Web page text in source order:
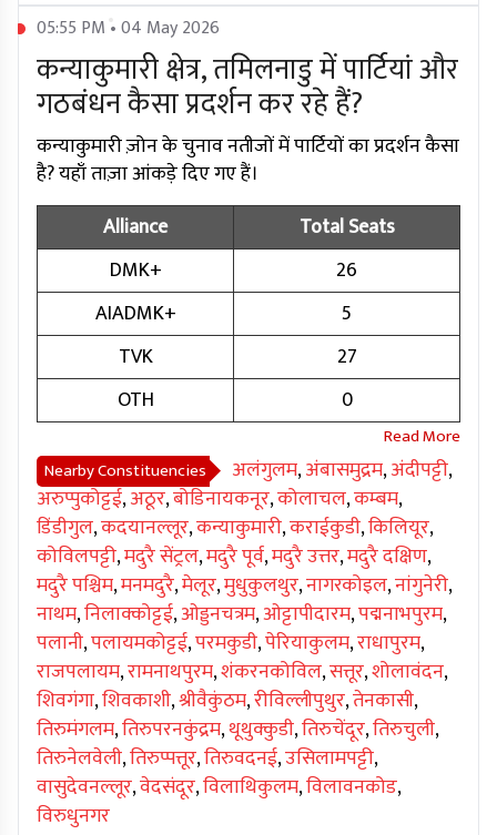
05:55 PM • 04 May 2026
कन्याकुमारी क्षेत्र, तमिलनाडु में पार्टियां और
गठबंधन कैसा प्रदर्शन कर रहे हैं?
कन्याकुमारी ज़ोन के चुनाव नतीजों में पार्टियों का प्रदर्शन कैसा
है? यहाँ ताज़ा आंकड़े दिए गए हैं।
Alliance
Total Seats
DMK+
26
AIADMK+
5
TVK
27
OTH
0
Nearby Constituencies अलंगुलम,अंबासमुद्रम,अंदीपट्टी,
अरुप्पुकोट्टई,अठूर,बोडिनायकनूर,कोलाचल,कम्बम,
डिंडीगुल,कदयानल्लूर,कन्याकुमारी,कराईकुडी,किलियूर,
कोविलपट्टी,मदुरै सेंट्रल,मदुरै पूर्व,मदुरै उत्तर,मदुरै दक्षिण,
मदुरै पश्चिम,मनमदुरै,मेलूर,मुधुकुलथुर,नागरकोइल,नांगुनेरी,
नाथम,निलाक्कोट्टई,ओड्डनचत्रम,ओट्टापीदारम,पद्मनाभपुरम,
पलानी,पलायमकोट्टई,परमकुडी,पेरियाकुलम,राधापुरम,
राजपलायम,रामनाथपुरम,शंकरनकोविल,सत्तूर,शोलावंदन,
शिवगंगा,शिवकाशी,श्रीवैकुंठम,रीविल्लीपुथुर,तेनकासी,
तिरुमंगलम,तिरुपरनकुंद्रम,थूथुक्कुडी,तिरुचेंदूर,तिरुचुली,
तिरुनेलवेली,तिरुप्पत्तूर,तिरुवदनई,उसिलामपट्टी,
वासुदेवनल्लूर,वेदसंदूर,विलाथिकुलम,विलावनकोड,
विरुधुनगर